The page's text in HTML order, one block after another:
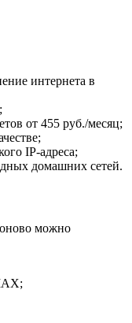
интернета в
от 455 руб./месяц;
IP-адреса;
домашних сетей.
можно